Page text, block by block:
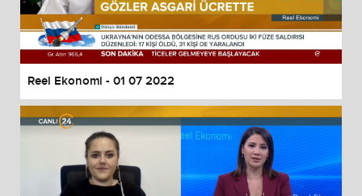
Reel Ekonomi - 01 07 2022